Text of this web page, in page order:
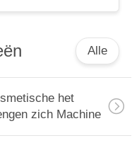
Alle
het
zich Machine